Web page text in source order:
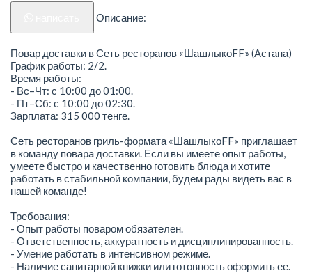
Описание:
Повар доставки в Сеть ресторанов «ШашлыкоFF» (Астана)
График работы: 2/2.
Время работы:
- Вс–Чт: с 10:00 до 01:00.
- Пт–Сб: с 10:00 до 02:30.
Зарплата: 315 000 тенге.
Сеть ресторанов гриль-формата «ШашлыкоFF» приглашает
в команду повара доставки. Если вы имеете опыт работы,
умеете быстро и качественно готовить блюда и хотите
работать в стабильной компании, будем рады видеть вас в
нашей команде!
Требования:
- Опыт работы поваром обязателен.
- Ответственность, аккуратность и дисциплинированность.
- Умение работать в интенсивном режиме.
- Наличие санитарной книжки или готовность оформить ее.